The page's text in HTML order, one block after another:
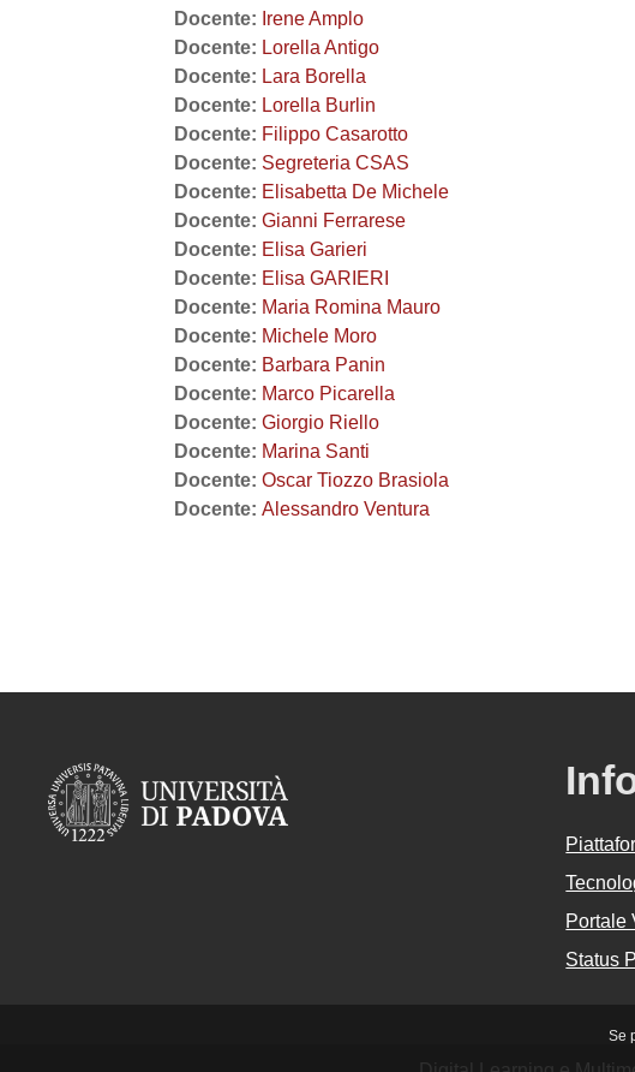
Se
Docente: Irene Amplo
Docente: Lorella Antigo
Docente: Lara Borella
Docente: Lorella Burlin
Docente: Filippo Casarotto
Docente: Segreteria CSAS
Docente: Elisabetta De Michele
Docente: Gianni Ferrarese
Docente: Elisa Garieri
Docente: Elisa GARIERI
Docente: Maria Romina Mauro
Docente: Michele Moro
Docente: Barbara Panin
Docente: Marco Picarella
Docente: Giorgio Riello
Docente: Marina Santi
Docente: Oscar Tiozzo Brasiola
Docente: Alessandro Ventura
Portale
Status